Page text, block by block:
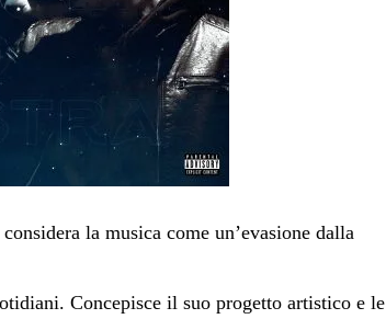
la musica come un’evasione dalla
Concepisce il suo progetto artistico e le